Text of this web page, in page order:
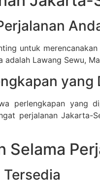
untuk
adalah Lawang Sewu,
yang
perlengkapan yang
perjalanan Jakarta-
Selama